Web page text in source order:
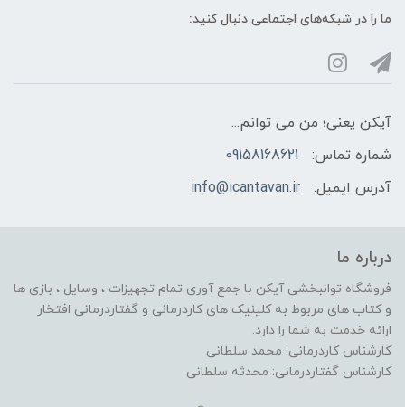
ما را در شبکه‌های اجتماعی دنبال کنید:
آیکن یعنی؛ من می توانم...
شماره تماس:
09158168621
آدرس ایمیل:
info@icantavan.ir
درباره ما
فروشگاه توانبخشی آیکن با جمع آوری تمام تجهیزات ، وسایل ، بازی ها
و کتاب های مربوط به کلینیک های کاردرمانی و گفتاردرمانی افتخار
ارائه خدمت به شما را دارد.
کارشناس کاردرمانی: محمد سلطانی
کارشناس گفتاردرمانی: محدثه سلطانی